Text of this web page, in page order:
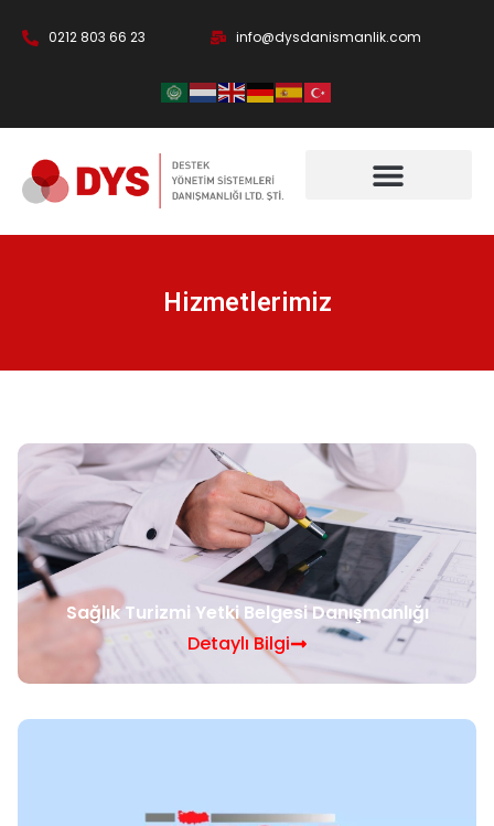
0212 803 66 23 info@dysdanismanlik.com
Hizmetlerimiz
Sağlık Turizmi Yetki Belgesi Danışmanlığı
Detaylı Bilgi